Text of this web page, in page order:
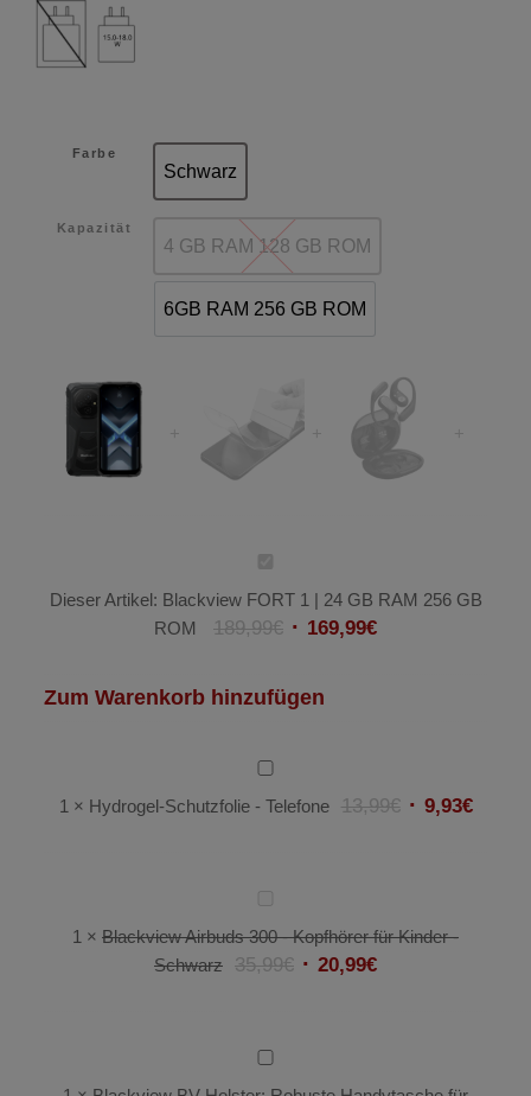
Farbe
Schwarz
Schwarz
Kapazität
4 GB RAM 128 GB ROM
4 GB RAM 128 GB ROM
6GB RAM 256 GB ROM
6GB RAM 256 GB ROM
GB
ROM
Dieser Artikel: Blackview FORT 1 | 24 GB RAM 256 GB
ROM
189,99€ 169,99€
Zum Warenkorb hinzufügen
Hydrogel-
1× Hydrogel-Schutzfolie - Telefone 13,99€ 9,93€
Blackview
Kinder
1 × Blackview Airbuds 300 - Kopfhörer für Kinder -
Schwarz 35,99€ 20,99€
Blackview